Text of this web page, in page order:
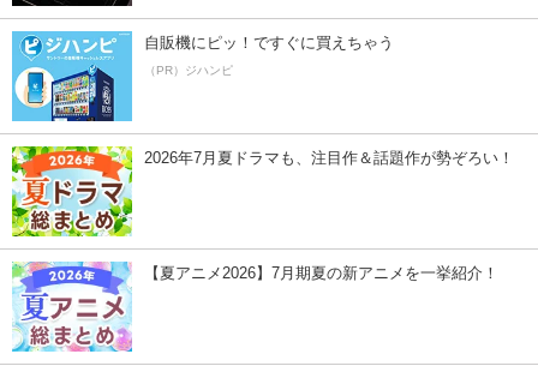
自販機にピッ！ですぐに買えちゃう
（PR）ジハンピ
2026年7月夏ドラマも、注目作＆話題作が勢ぞろい！
【夏アニメ2026】7月期夏の新アニメを一挙紹介！